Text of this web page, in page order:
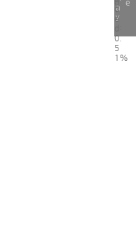
a
y
e
d
e
0.
5
1%
0